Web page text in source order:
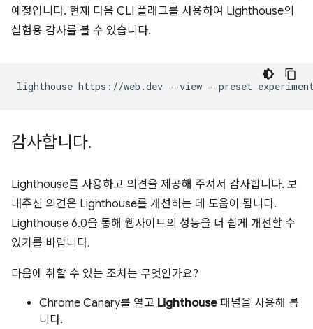
예정입니다. 현재 다음 CLI 플래그를 사용하여 Lighthouse의
실험용 감사를 볼 수 있습니다.
lighthouse https://web.dev --view --preset
감사합니다.
Lighthouse를 사용하고 의견을 제공해 주셔서 감사합니다. 보
내주신 의견은 Lighthouse를 개선하는 데 도움이 됩니다.
Lighthouse 6.0을 통해 웹사이트의 성능을 더 쉽게 개선할 수
있기를 바랍니다.
다음에 취할 수 있는 조치는 무엇인가요?
Chrome Canary를 열고 Lighthouse 패널을 사용해 봅
니다.